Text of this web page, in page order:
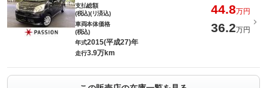
支払総額
(税込)(リ済込)
44.8万円
車両本体価格
(税込)
36.2万円
年式2015(平成27)年
走行3.9万km